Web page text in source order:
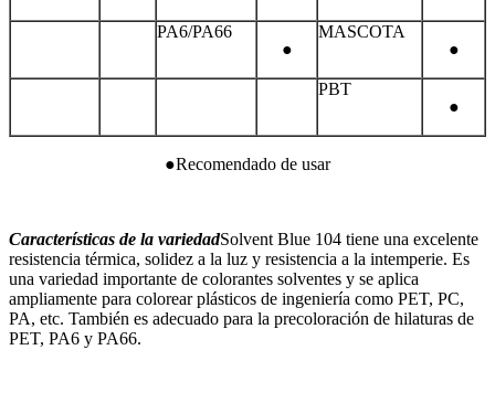
PA6/PA66
●
MASCOTA
●
PBT
●
●Recomendado de usar
Características de la variedadSolvent Blue 104 tiene una excelente
resistencia térmica, solidez a la luz y resistencia a la intemperie. Es
una variedad importante de colorantes solventes y se aplica
ampliamente para colorear plásticos de ingeniería como PET, PC,
PA, etc. También es adecuado para la precoloración de hilaturas de
PET, PA6 y PA66.